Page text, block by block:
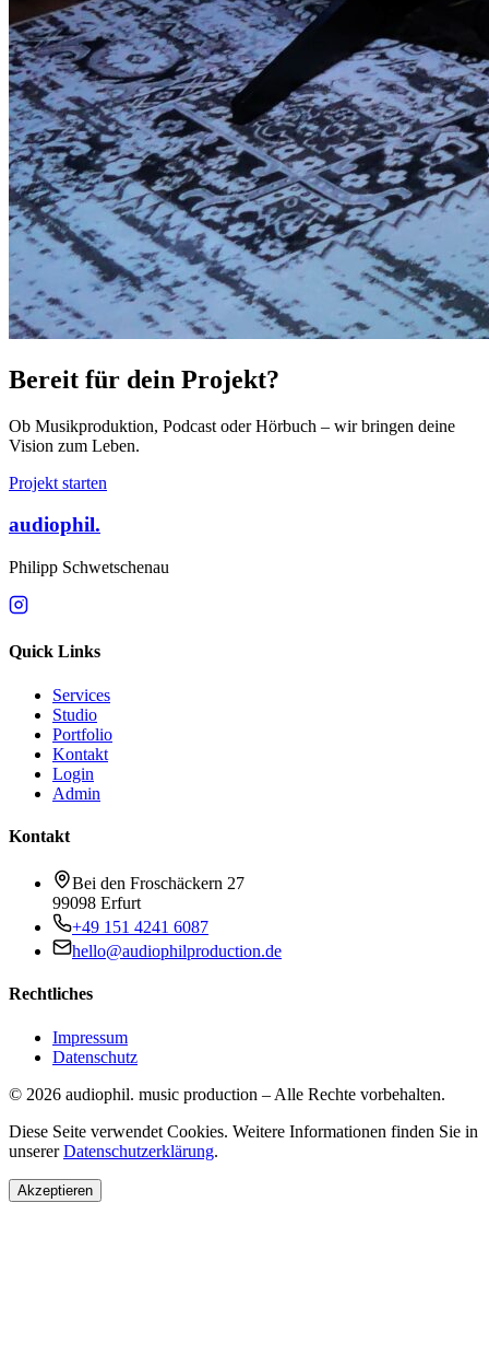
Bereit für dein Projekt?
Ob Musikproduktion, Podcast oder Hörbuch – wir bringen deine
Vision zum Leben.
Projekt starten
audiophil.
Philipp Schwetschenau
Quick Links
Services
Studio
Portfolio
Kontakt
Login
Admin
Kontakt
Bei den Froschäckern 27
99098 Erfurt
+49 151 4241 6087
hello@audiophilproduction.de
Rechtliches
Impressum
Datenschutz
© 2026 audiophil. music production – Alle Rechte vorbehalten.
Diese Seite verwendet Cookies. Weitere Informationen finden Sie in
unsererDatenschutzerklärung.
Akzeptieren